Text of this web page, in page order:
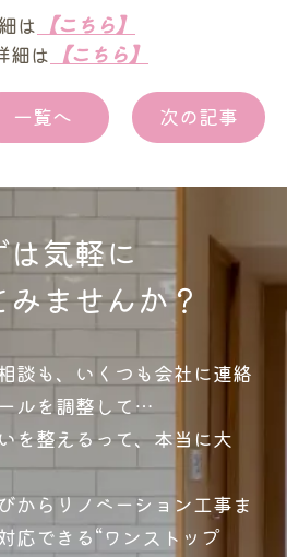
は
【こちら】
細は
【こちら】
一覧へ 次の記事
は気軽に
みませんか？
談も、いくつも会社に連絡
ルを調整して…
を整えるって、本当に大
からリノベーション工事ま
応できる“ワンストップ